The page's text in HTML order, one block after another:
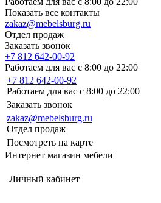
Показать все контакты
zakaz@mebelsburg.ru
Отдел продаж
Заказать звонок
+7 812 642-00-92
Работаем для вас с 8:00 до 22:00
+7 812 642-00-92
Работаем для вас с 8:00 до 22:00
Заказать звонок
zakaz@mebelsburg.ru
Отдел продаж
Посмотреть на карте
Интернет магазин мебели
Личный кабинет